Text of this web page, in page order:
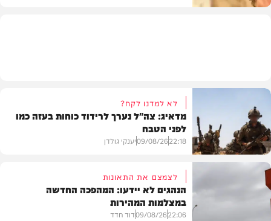
לא למדנו לקח?
מדאיג: צה"ל נערך לרידוד כוחות בעזה כמו
לפני הטבח
22:18
09/08/26יענקי גולדן
לצמצם את התאונות
הנהגים לא יידעו: המהפכה החדשה
במצלמות המהירות
22:06
09/08/26דוד חדד